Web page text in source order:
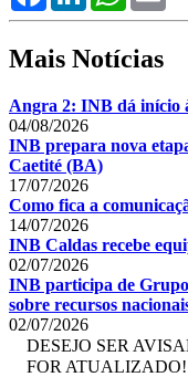
Mais Notícias
Angra 2: INB dá início
04/08/2026
INB prepara nova
Caetité (BA)
17/07/2026
Como fica a
14/07/2026
INB Caldas recebe
02/07/2026
INB participa de
sobre recursos
02/07/2026
DESEJO SER
FOR ATUALIZADO!